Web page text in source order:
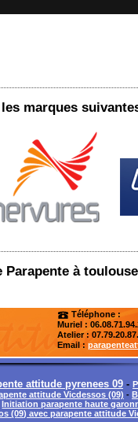
marques
à toulouse
Téléphone :
Muriel :
Atelier:
Email :
attitude pyrenees 09 -
attitude Vicdessos (09) -
Initiation parapente haute
(09) avec parapente attitude